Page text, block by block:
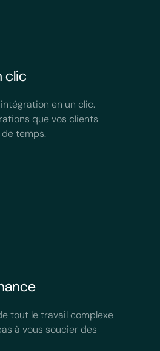
clic
en un clic.
que vos clients
temps.
tout le travail complexe
à vous soucier des